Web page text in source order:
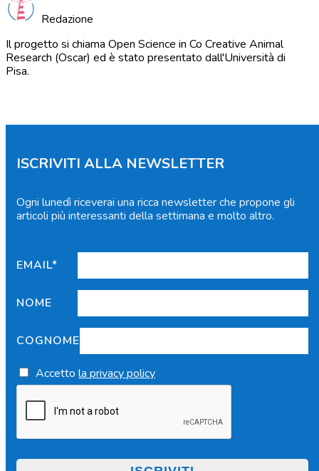
Redazione
Il progetto si chiama Open Science in Co Creative Animal
Research (Oscar) ed è stato presentato dall'Università di
Pisa.
ISCRIVITI ALLA NEWSLETTER
Ogni lunedì riceverai una ricca newsletter che propone gli
articoli più interessanti della settimana e molto altro.
EMAIL*
NOME
COGNOME
Accetto la privacy policy